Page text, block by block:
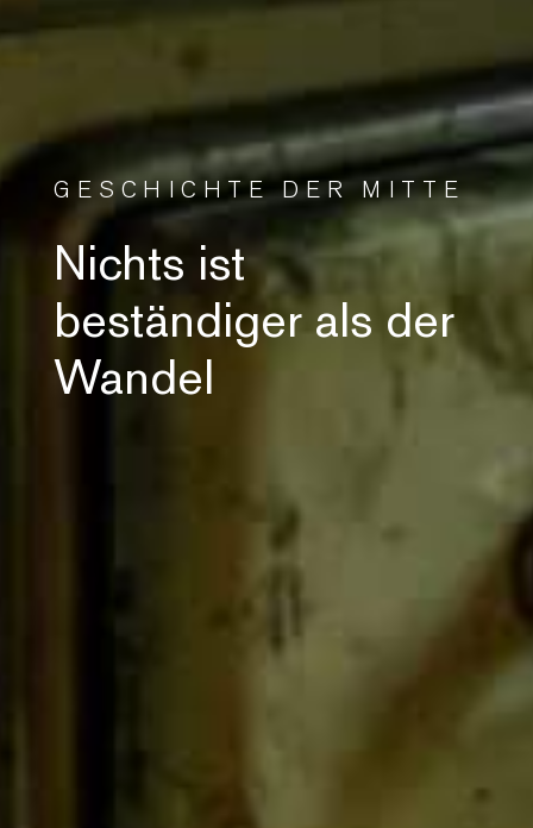
GESCHICHTE DER MITTE
Nichts ist
beständiger als der
Wandel